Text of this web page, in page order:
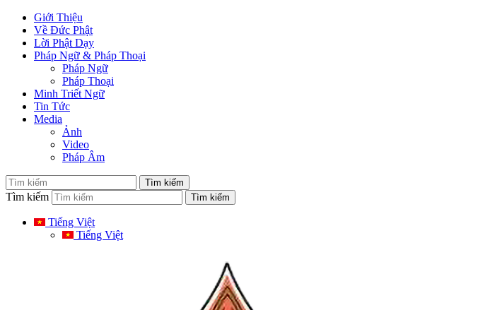
Giới Thiệu
Về Đức Phật
Lời Phật Dạy
Pháp Ngữ & Pháp Thoại
Pháp Ngữ
Pháp Thoại
Minh Triết Ngữ
Tin Tức
Media
Ảnh
Video
Pháp Âm
Tìm kiếm
Tiếng Việt
Tiếng Việt